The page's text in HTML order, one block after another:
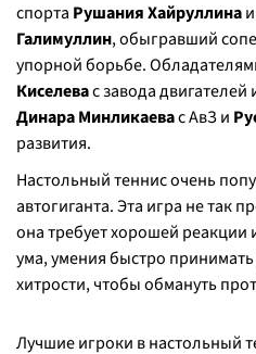
спорта Рушания Хайруллина
Галимуллин, обыгравший
упорной борьбе.
Киселевас завода двигателей
Динара Минликаевас АвЗ и
развития.
Настольный теннис очень
автогиганта. Эта игра не так
она требует хорошей
ума, умения быстро
хитрости, чтобы обмануть
Лучшие игроки в настольный